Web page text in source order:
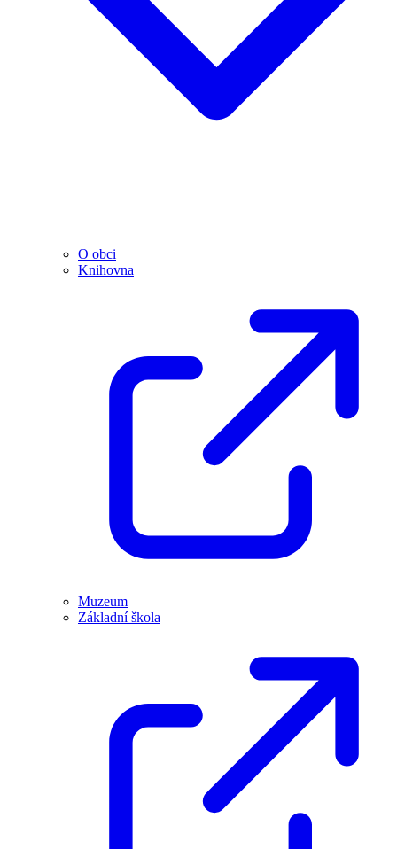
O obci
Knihovna
Muzeum
Základní škola